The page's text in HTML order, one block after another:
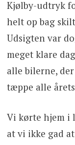
Kjølby-udtryk
helt op bag
Udsigten var
meget klare
alle bilerne,
tæppe alle
Vi kørte hjem i
at vi ikke gad